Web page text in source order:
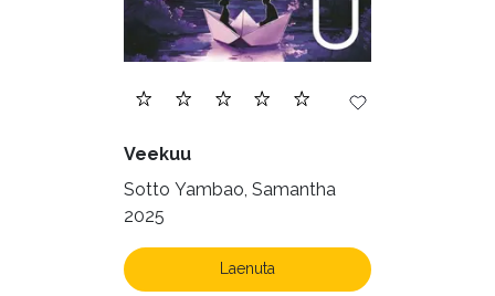
Veekuu
Sotto Yambao, Samantha
2025
Laenuta